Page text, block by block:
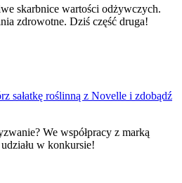
skarbnice wartości odżywczych.
zdrowotne. Dziś część druga!
sałatkę roślinną z Novelle i zdobądź
We współpracy z marką
w konkursie!